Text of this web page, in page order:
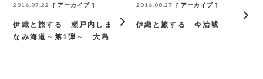
2016.07.22 アーカイブ
伊織と旅する 瀬戸内しま
なみ海道～第1弾～ 大島
2016.08.27 アーカイブ
伊織と旅する 今治城